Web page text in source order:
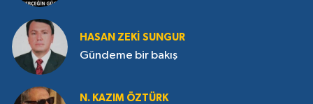
HASAN ZEKI SUNGUR
Gündeme bir bakış
N. KAZIM ÖZTÜRK